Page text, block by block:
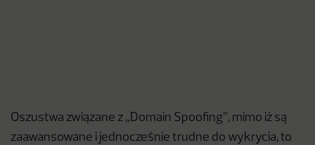
Oszustwa związane z „Domain Spoofing”, mimo iż są
zaawansowane i jednocześnie trudne do wykrycia, to